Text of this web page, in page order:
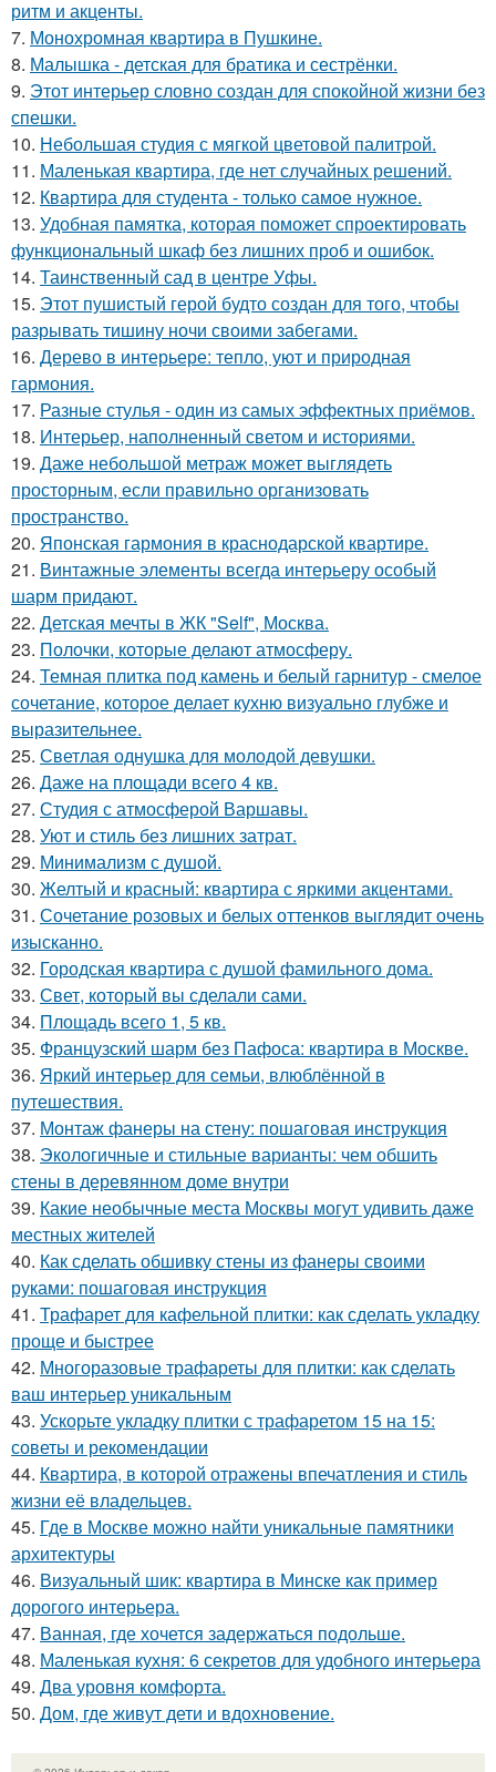
ритм и акценты.
7. Монохромная квартира в Пушкине.
8. Малышка - детская для братика и сестрёнки.
9. Этот интерьер словно создан для спокойной жизни без
спешки.
10. Небольшая студия с мягкой цветовой палитрой.
11. Маленькая квартира, где нет случайных решений.
12. Квартира для студента - только самое нужное.
13. Удобная памятка, которая поможет спроектировать
функциональный шкаф без лишних проб и ошибок.
14. Таинственный сад в центре Уфы.
15. Этот пушистый герой будто создан для того, чтобы
разрывать тишину ночи своими забегами.
16. Дерево в интерьере: тепло, уют и природная
гармония.
17. Разные стулья - один из самых эффектных приёмов.
18. Интерьер, наполненный светом и историями.
19. Даже небольшой метраж может выглядеть
просторным, если правильно организовать
пространство.
20. Японская гармония в краснодарской квартире.
21. Винтажные элементы всегда интерьеру особый
шарм придают.
22. Детская мечты в ЖК "Self", Москва.
23. Полочки, которые делают атмосферу.
24. Темная плитка под камень и белый гарнитур - смелое
сочетание, которое делает кухню визуально глубже и
выразительнее.
25. Светлая однушка для молодой девушки.
26. Даже на площади всего 4 кв.
27. Студия с атмосферой Варшавы.
28. Уют и стиль без лишних затрат.
29. Минимализм с душой.
30. Желтый и красный: квартира с яркими акцентами.
31. Сочетание розовых и белых оттенков выглядит очень
изысканно.
32. Городская квартира с душой фамильного дома.
33. Свет, который вы сделали сами.
34. Площадь всего 1, 5 кв.
35. Французский шарм без Пафоса: квартира в Москве.
36. Яркий интерьер для семьи, влюблённой в
путешествия.
37. Монтаж фанеры на стену: пошаговая инструкция
38. Экологичные и стильные варианты: чем обшить
стены в деревянном доме внутри
39. Какие необычные места Москвы могут удивить даже
местных жителей
40. Как сделать обшивку стены из фанеры своими
руками: пошаговая инструкция
41. Трафарет для кафельной плитки: как сделать укладку
проще и быстрее
42. Многоразовые трафареты для плитки: как сделать
ваш интерьер уникальным
43. Ускорьте укладку плитки с трафаретом 15 на 15:
советы и рекомендации
44. Квартира, в которой отражены впечатления и стиль
жизни её владельцев.
45. Где в Москве можно найти уникальные памятники
архитектуры
46. Визуальный шик: квартира в Минске как пример
дорогого интерьера.
47. Ванная, где хочется задержаться подольше.
48. Маленькая кухня: 6 секретов для удобного интерьера
49. Два уровня комфорта.
50. Дом, где живут дети и вдохновение.